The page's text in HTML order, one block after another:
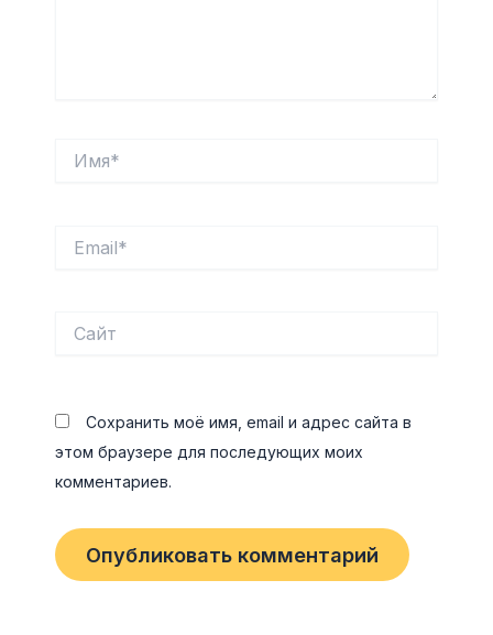
Сохранить моё имя, email и адрес сайта в
этом браузере для последующих моих
комментариев.